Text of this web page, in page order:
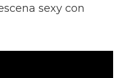
sexy con